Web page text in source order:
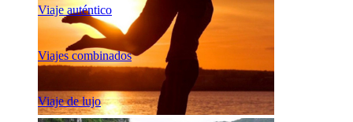
Viaje auténtico
Viajes combinados
Viaje de lujo